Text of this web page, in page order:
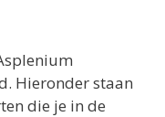
Hieronder staan
die je in de